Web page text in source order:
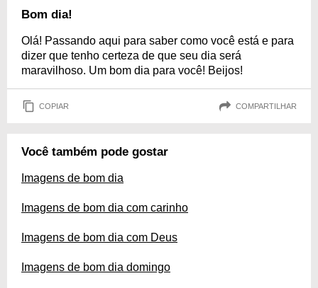
Bom dia!
Olá! Passando aqui para saber como você está e para
dizer que tenho certeza de que seu dia será
maravilhoso. Um bom dia para você! Beijos!
COPIAR COMPARTILHAR
Você também pode gostar
Imagens de bom dia
Imagens de bom dia com carinho
Imagens de bom dia com Deus
Imagens de bom dia domingo